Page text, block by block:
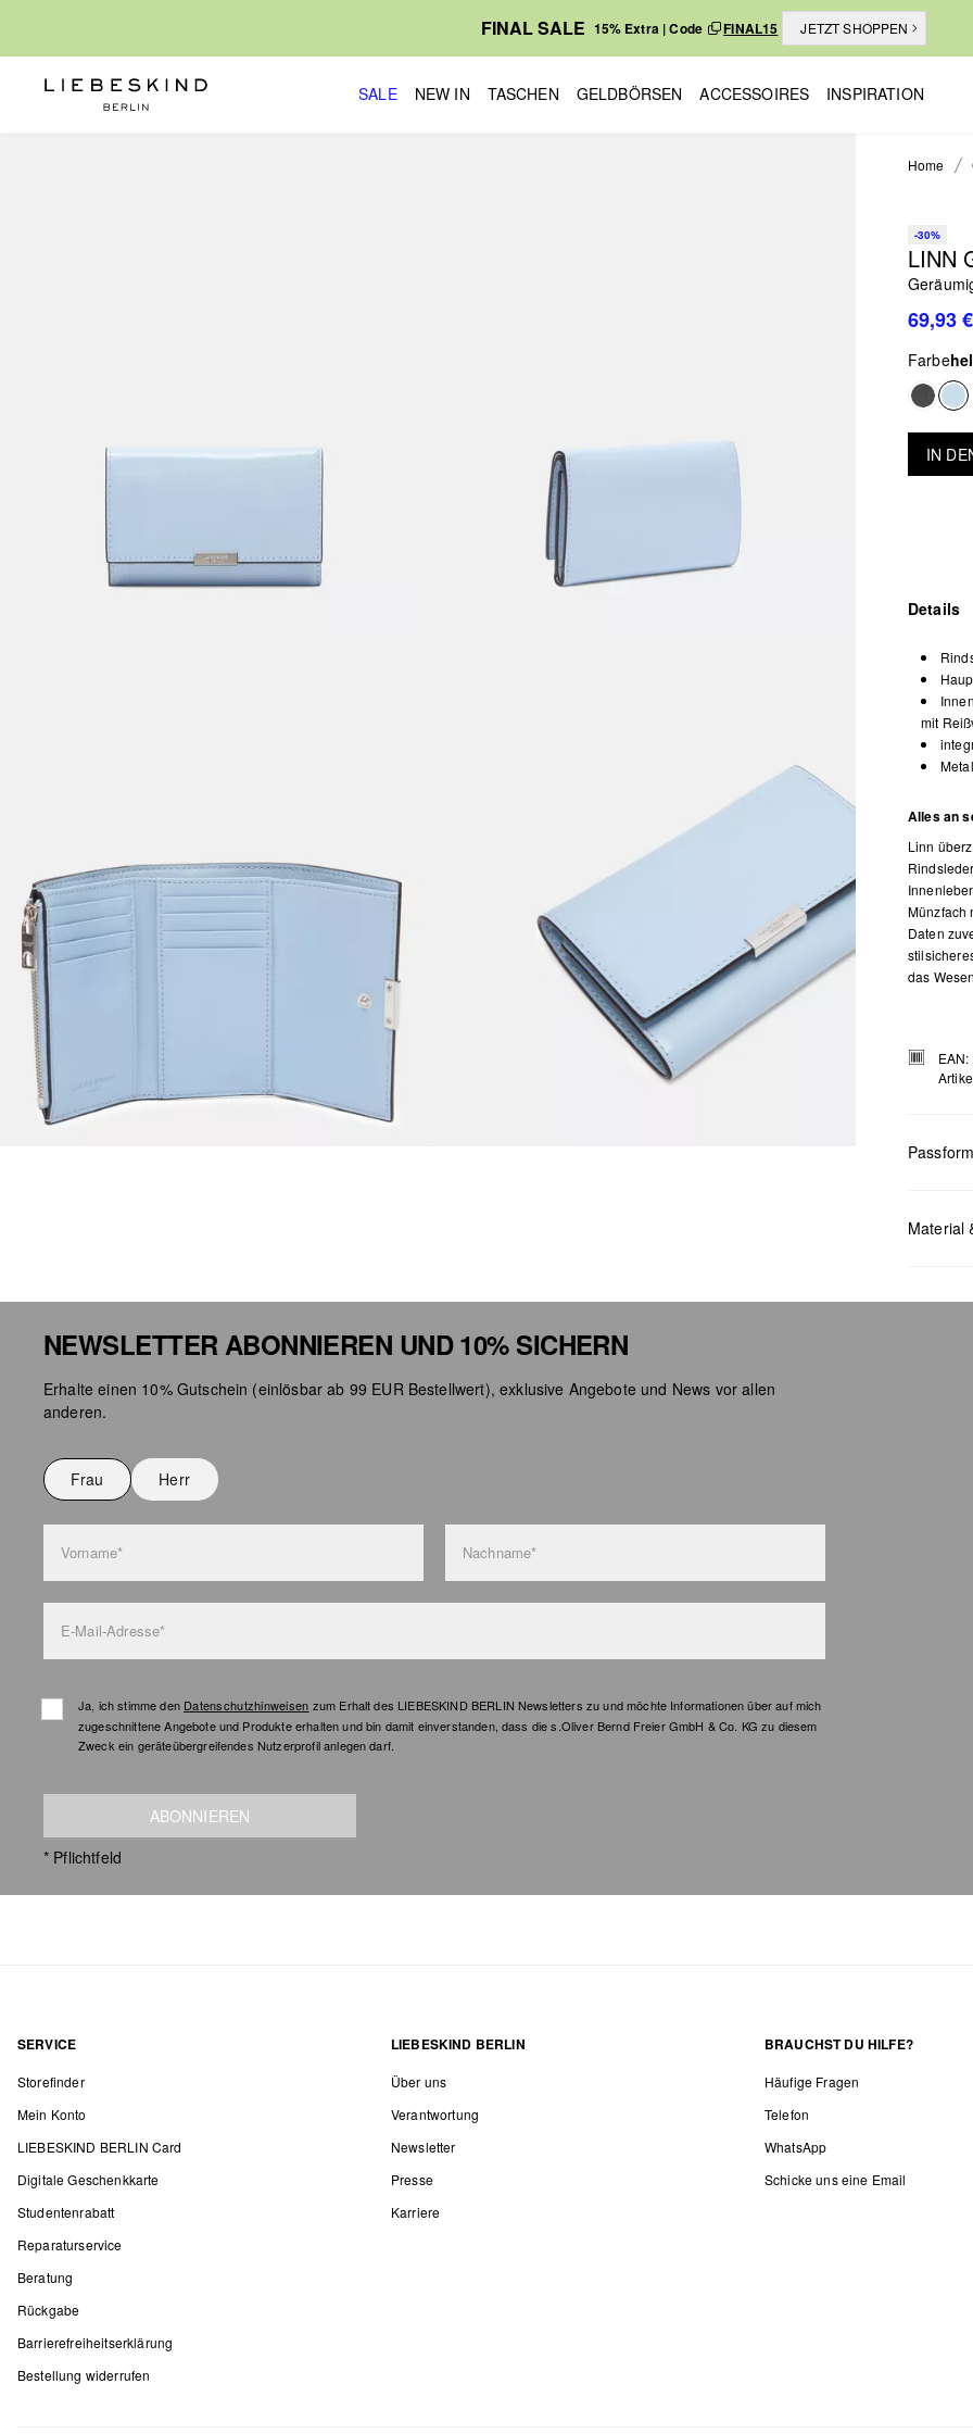
FINAL SALE 15% Extra | Code FINAL15 JETZT SHOPPEN
SALE NEW IN TASCHEN GELDBÖRSEN ACCESSOIRES INSPIRATION
Home
-30%
LINN
69,93 €
Farbe
IN
Details
mit
Alles an
Linn
Münzfach
Daten
das
Passform
Material
NEWSLETTER ABONNIEREN UND 10% SICHERN
Erhalte einen 10% Gutschein (einlösbar ab 99 EUR Bestellwert), exklusive Angebote und News vor allen
anderen.
Frau Herr
Vorname* Nachname*
E-Mail-Adresse*
Ja, ich stimme den Datenschutzhinweisen zum Erhalt des LIEBESKIND BERLIN Newsletters zu und möchte Informationen über auf mich
zugeschnittene Angebote und Produkte erhalten und bin damit einverstanden, dass die s.Oliver Bernd Freier GmbH & Co. KG zu diesem
Zweck ein geräteübergreifendes Nutzerprofil anlegen darf.
ABONNIEREN
* Pflichtfeld
SERVICE
Storefinder
Mein Konto
LIEBESKIND BERLIN Card
Digitale Geschenkkarte
Studentenrabatt
Reparaturservice
Beratung
Rückgabe
Barrierefreiheitserklärung
Bestellung widerrufen
LIEBESKIND BERLIN
Über uns
Verantwortung
Newsletter
Presse
Karriere
BRAUCHST DU HILFE?
Häufige Fragen
Telefon
WhatsApp
Schicke uns eine Email